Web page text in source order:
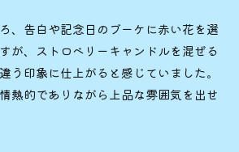
、告白や記念日のブーケに赤い花を選
が、ストロベリーキャンドルを混ぜる
う印象に仕上がると感じていました。
熱的でありながら上品な雰囲気を出せ